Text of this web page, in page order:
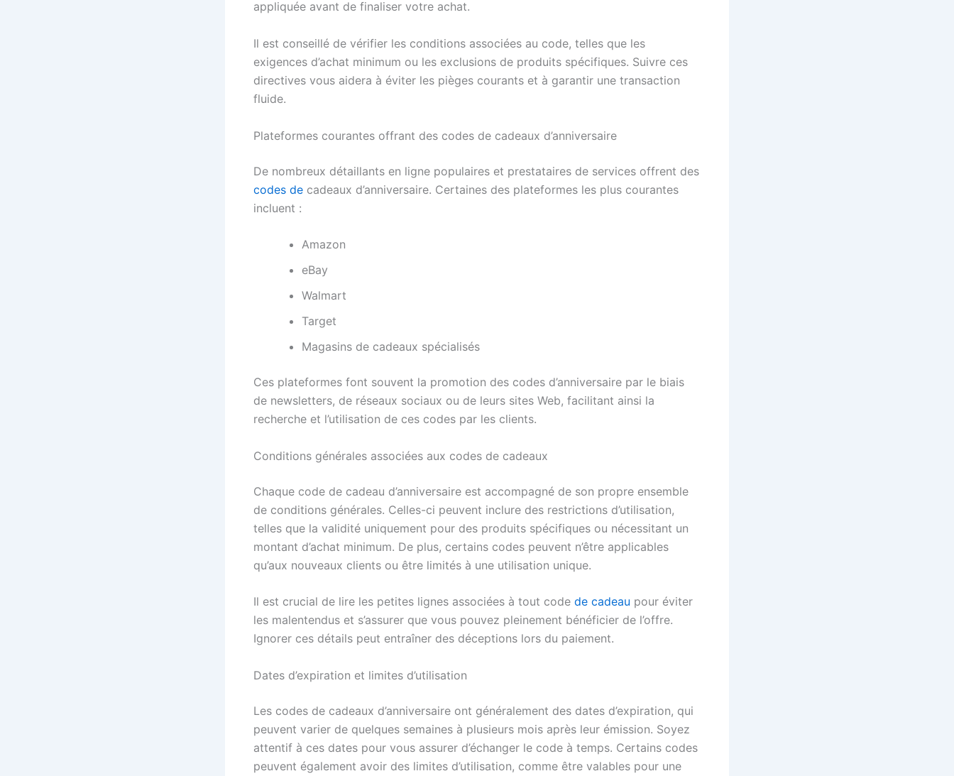
appliquée avant de finaliser votre achat.
Il est conseillé de vérifier les conditions associées au code, telles que les
exigences d’achat minimum ou les exclusions de produits spécifiques. Suivre ces
directives vous aidera à éviter les pièges courants et à garantir une transaction
fluide.
Plateformes courantes offrant des codes de cadeaux d’anniversaire
De nombreux détaillants en ligne populaires et prestataires de services offrent des
codes de cadeaux d’anniversaire. Certaines des plateformes les plus courantes
incluent :
Amazon
eBay
Walmart
Target
Magasins de cadeaux spécialisés
Ces plateformes font souvent la promotion des codes d’anniversaire par le biais
de newsletters, de réseaux sociaux ou de leurs sites Web, facilitant ainsi la
recherche et l’utilisation de ces codes par les clients.
Conditions générales associées aux codes de cadeaux
Chaque code de cadeau d’anniversaire est accompagné de son propre ensemble
de conditions générales. Celles-ci peuvent inclure des restrictions d’utilisation,
telles que la validité uniquement pour des produits spécifiques ou nécessitant un
montant d’achat minimum. De plus, certains codes peuvent n’être applicables
qu’aux nouveaux clients ou être limités à une utilisation unique.
Il est crucial de lire les petites lignes associées à tout code de cadeau pour éviter
les malentendus et s’assurer que vous pouvez pleinement bénéficier de l’offre.
Ignorer ces détails peut entraîner des déceptions lors du paiement.
Dates d’expiration et limites d’utilisation
Les codes de cadeaux d’anniversaire ont généralement des dates d’expiration, qui
peuvent varier de quelques semaines à plusieurs mois après leur émission. Soyez
attentif à ces dates pour vous assurer d’échanger le code à temps. Certains codes
peuvent également avoir des limites d’utilisation, comme être valables pour une